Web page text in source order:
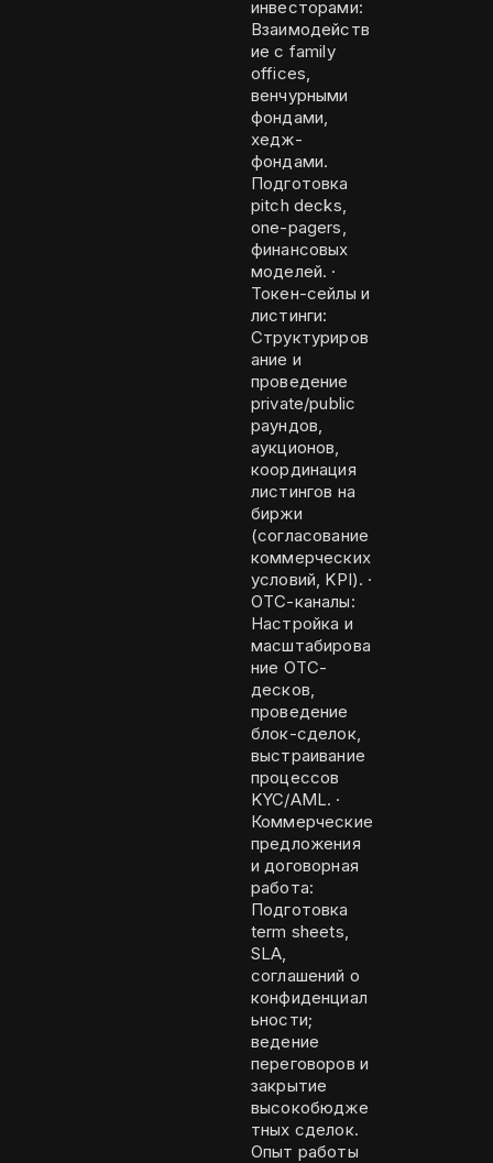
инвесторами:
Взаимодейств
ие с family
offices,
венчурными
фондами,
хедж-
фондами.
Подготовка
pitch decks,
one-pagers,
финансовых
моделей. ·
Токен-сейлы и
листинги:
Структуриров
ание и
проведение
private/public
раундов,
аукционов,
координация
листингов на
биржи
(согласование
коммерческих
условий, KPI). ·
OTC-каналы:
Настройка и
масштабирова
ние OTC-
десков,
проведение
блок-сделок,
выстраивание
процессов
KYC/AML. ·
Коммерческие
предложения
и договорная
работа:
Подготовка
term sheets,
SLA,
соглашений о
конфиденциал
ьности;
ведение
переговоров и
закрытие
высокобюдже
тных сделок.
Опыт работы